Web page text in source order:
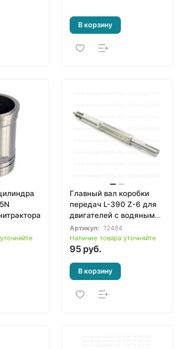
В корзину
Главный вал коробки
передач L-390 Z-6 для
двигателей с водяным
охлаждением
мотоблока,
минитрактора
Артикул:
12484
Наличие товара уточняйте
95 руб.
В корзину